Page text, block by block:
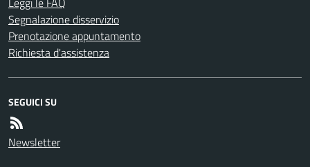
Segnalazione disservizio
Prenotazione appuntamento
Richiesta d'assistenza
SEGUICI SU
Newsletter